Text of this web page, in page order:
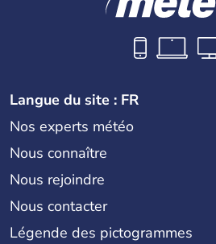
Langue du site : FR
Nos experts météo
Nous connaître
Nous rejoindre
Nous contacter
Légende des pictogrammes